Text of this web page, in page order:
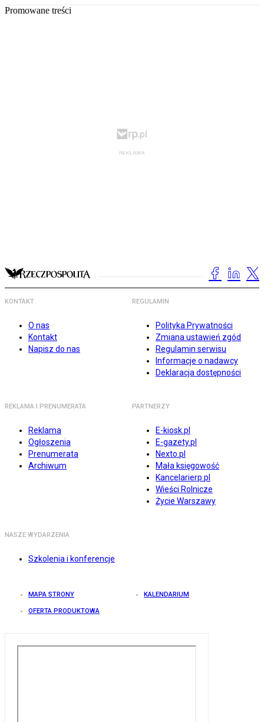
Promowane treści
KONTAKT
O nas
Kontakt
Napisz do nas
REGULAMIN
Polityka Prywatności
Zmiana ustawień zgód
Regulamin serwisu
Informacje o nadawcy
Deklaracja dostępności
REKLAMA I PRENUMERATA
Reklama
Ogłoszenia
Prenumerata
Archiwum
PARTNERZY
E-kiosk.pl
E-gazety.pl
Nexto.pl
Mała księgowość
Kancelarierp.pl
Wieści Rolnicze
Życie Warszawy
NASZE WYDARZENIA
Szkolenia i konferencje
MAPA STRONY KALENDARIUM
OFERTA PRODUKTOWA